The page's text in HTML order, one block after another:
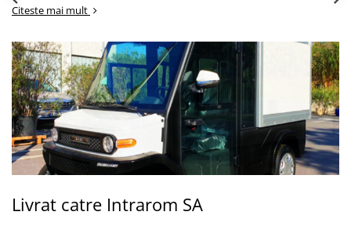
Citeste mai mult
Livrat catre Intrarom SA